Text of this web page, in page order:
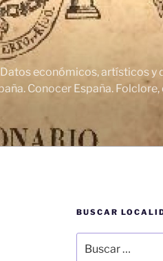
económicos, artísticos
Conocer España.
BUSCAR
por: